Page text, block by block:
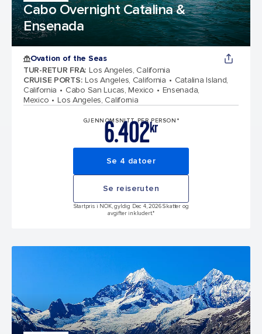
Cabo Overnight Catalina &
Ensenada
Ovation of the Seas
TUR-RETUR FRA: Los Angeles, California
CRUISE PORTS: Los Angeles, California
Catalina Island,
California
Cabo San Lucas, Mexico
Ensenada,
Mexico
Los Angeles, California
GJENNOMSNITT PER PERSON*
kr
6.402
Se 4 datoer
Se reiseruten
Startpris i NOK, gyldig Dec 4, 2026 Skatter og
avgifter inkludert.*